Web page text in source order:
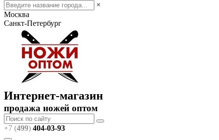
×
Москва
Санкт-Петербург
Интернет-магазин
продажа ножей оптом
+7 (499) 404-03-93